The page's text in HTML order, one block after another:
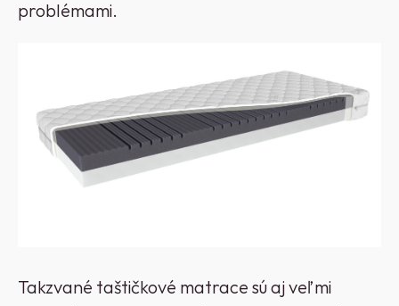
problémami.
Takzvané taštičkové matrace sú aj veľmi